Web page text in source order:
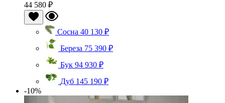
44 580 ₽
Сосна 40 130 ₽
Береза 75 390 ₽
Бук 94 930 ₽
Дуб 145 190 ₽
-10%